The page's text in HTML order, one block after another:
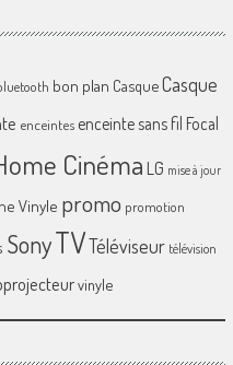
bon plan CasqueCasque
enceintes enceinte sans fil Focal
Cinéma LG mise à jour
Vinyle promo promotion
SonyTVTéléviseur télévision
vinyle